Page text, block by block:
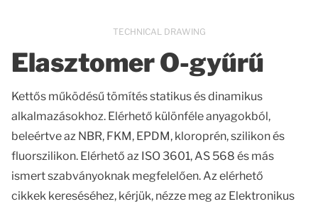
Elasztomer O-gyűrű
Kettős működésű tömítés statikus és dinamikus
alkalmazásokhoz. Elérhető különféle anyagokból,
beleértve az NBR, FKM, EPDM, kloroprén, szilikon és
fluorszilikon. Elérhető az ISO 3601, AS 568 és más
ismert szabványoknak megfelelően. Az elérhető
cikkek kereséséhez, kérjük, nézze meg az Elektronikus
TECHNICAL DRAWING